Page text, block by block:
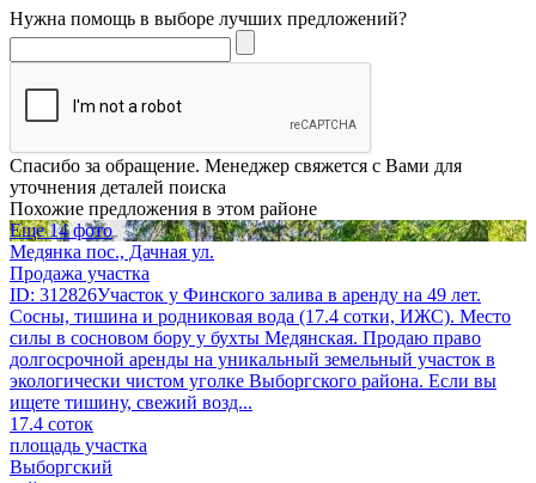
Нужна помощь в выборе лучших предложений?
Спасибо за обращение. Менеджер свяжется с Вами для
уточнения деталей поиска
Похожие предложения в этом районе
Еще 14 фото
Медянка пос., Дачная ул.
Продажа участка
ID: 312826Участок у Финского залива в аренду на 49 лет.
Сосны, тишина и родниковая вода (17.4 сотки, ИЖС). Место
силы в сосновом бору у бухты Медянская. Продаю право
долгосрочной аренды на уникальный земельный участок в
экологически чистом уголке Выборгского района. Если вы
ищете тишину, свежий возд...
17.4 соток
площадь участка
Выборгский